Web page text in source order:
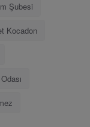
Şubesi
Kocadon